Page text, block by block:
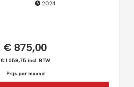
2024
€ 875,00
€ 1.058,75 incl. BTW
Prijs per maand